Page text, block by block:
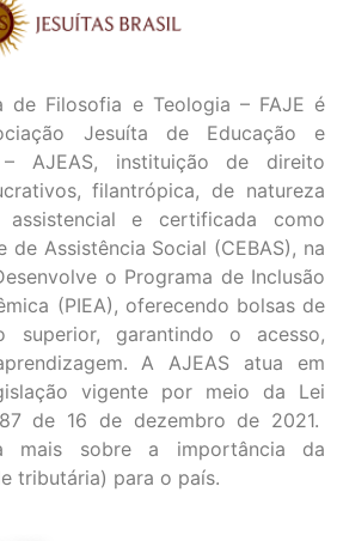
de Filosofia e Teologia – FAJE é
Jesuíta de Educação e
– AJEAS, instituição de direito
filantrópica, de natureza
assistencial e certificada como
de Assistência Social (CEBAS), na
o Programa de Inclusão
(PIEA), oferecendo bolsas de
superior, garantindo o acesso,
A AJEAS atua em
vigente por meio da Lei
de 16 de dezembro de 2021.
mais sobre a importância da
tributária) para o país.